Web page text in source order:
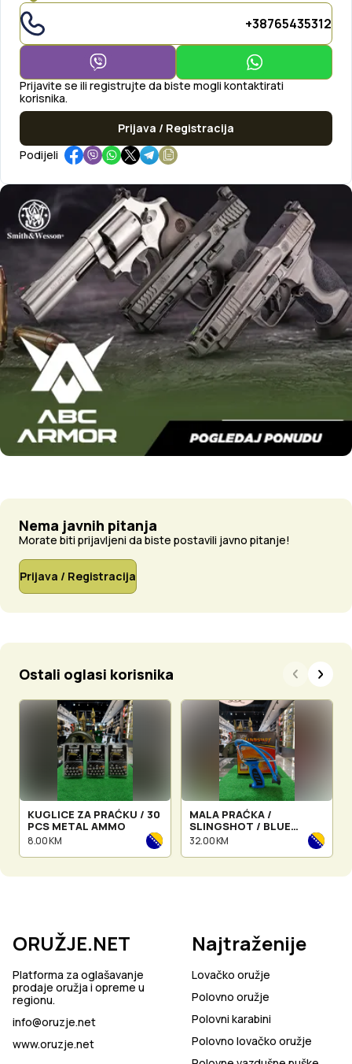
+38765435312
Prijavite se ili registrujte da biste mogli kontaktirati
korisnika.
Prijava / Registracija
Podijeli
Nema javnih pitanja
Morate biti prijavljeni da biste postavili javno pitanje!
Prijava / Registracija
Ostali oglasi korisnika
KUGLICE ZA PRAĆKU / 30
PCS METAL AMMO
8.00 KM
MALA PRAĆKA /
SLINGSHOT / BLUE
HANDLE & BLUE RUBBER
32.00 KM
ORUŽJE.NET
Platforma za oglašavanje
prodaje oružja i opreme u
regionu.
info@oruzje.net
www.oruzje.net
Najtraženije
Lovačko oružje
Polovno oružje
Polovni karabini
Polovno lovačko oružje